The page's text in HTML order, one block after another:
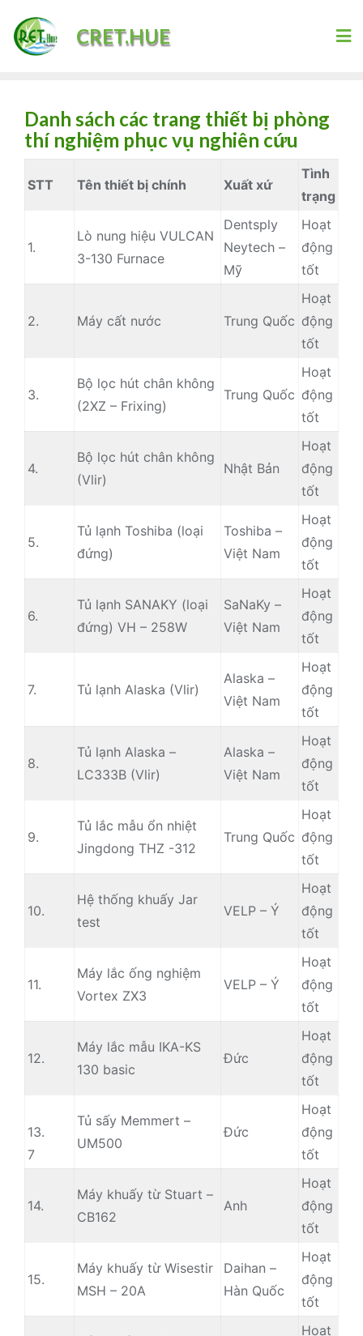
content
CRET.HUE
Danh sách các trang thiết bị phòng
thí nghiệm phục vụ nghiên cứu
STT Tên thiết bị chính Xuất xứ
Tình
trạng
1.
Lò nung hiệu VULCAN
3-130 Furnace
Dentsply
Neytech –
Mỹ
Hoạt
động
tốt
2. Máy cất nước Trung Quốc
Hoạt
động
tốt
3.
Bộ lọc hút chân không
(2XZ – Frixing)
Trung Quốc
Hoạt
động
tốt
4.
Bộ lọc hút chân không
(Vlir)
Nhật Bản
Hoạt
động
tốt
5.
Tủ lạnh Toshiba (loại
đứng)
Toshiba –
Việt Nam
Hoạt
động
tốt
6.
Tủ lạnh SANAKY (loại
đứng) VH – 258W
SaNaKy –
Việt Nam
Hoạt
động
tốt
7. Tủ lạnh Alaska (Vlir)
Alaska –
Việt Nam
Hoạt
động
tốt
8.
Tủ lạnh Alaska –
LC333B (Vlir)
Alaska –
Việt Nam
Hoạt
động
tốt
9.
Tủ lắc mẫu ổn nhiệt
Jingdong THZ -312
Trung Quốc
Hoạt
động
tốt
10.
Hệ thống khuấy Jar
test
VELP – Ý
Hoạt
động
tốt
11.
Máy lắc ống nghiệm
Vortex ZX3
VELP – Ý
Hoạt
động
tốt
12.
Máy lắc mẫu IKA-KS
130 basic
Đức
Hoạt
động
tốt
13.
7
Tủ sấy Memmert –
UM500
Đức
Hoạt
động
tốt
14.
Máy khuấy từ Stuart –
CB162
Anh
Hoạt
động
tốt
15.
Máy khuấy từ Wisestir
MSH – 20A
Daihan –
Hàn Quốc
Hoạt
động
tốt
Hoạt